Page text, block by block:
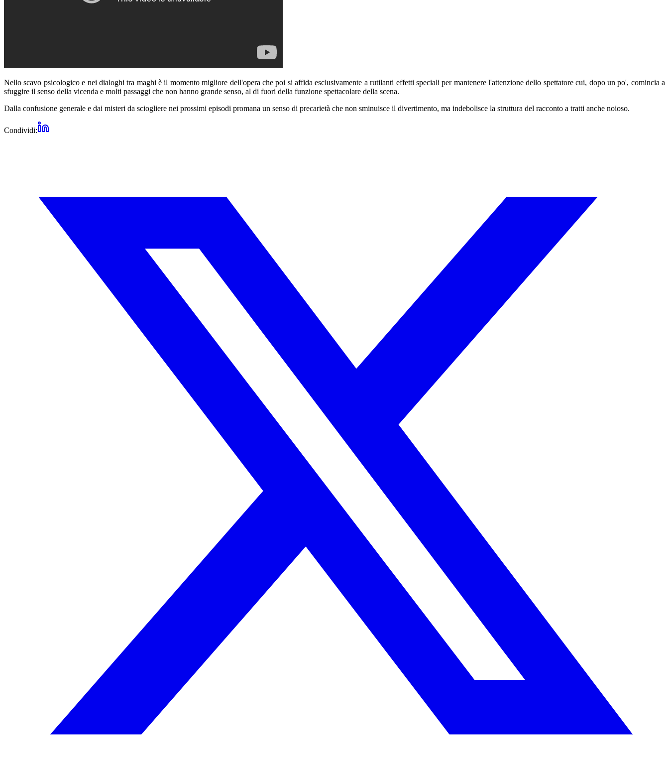
Nello scavo psicologico e nei dialoghi tra maghi è il momento migliore dell'opera che poi si affida esclusivamente a rutilanti effetti speciali per mantenere l'attenzione dello spettatore cui, dopo un po', comincia a
sfuggire il senso della vicenda e molti passaggi che non hanno grande senso, al di fuori della funzione spettacolare della scena.
Dalla confusione generale e dai misteri da sciogliere nei prossimi episodi promana un senso di precarietà che non sminuisce il divertimento, ma indebolisce la struttura del racconto a tratti anche noioso.
Condividi: